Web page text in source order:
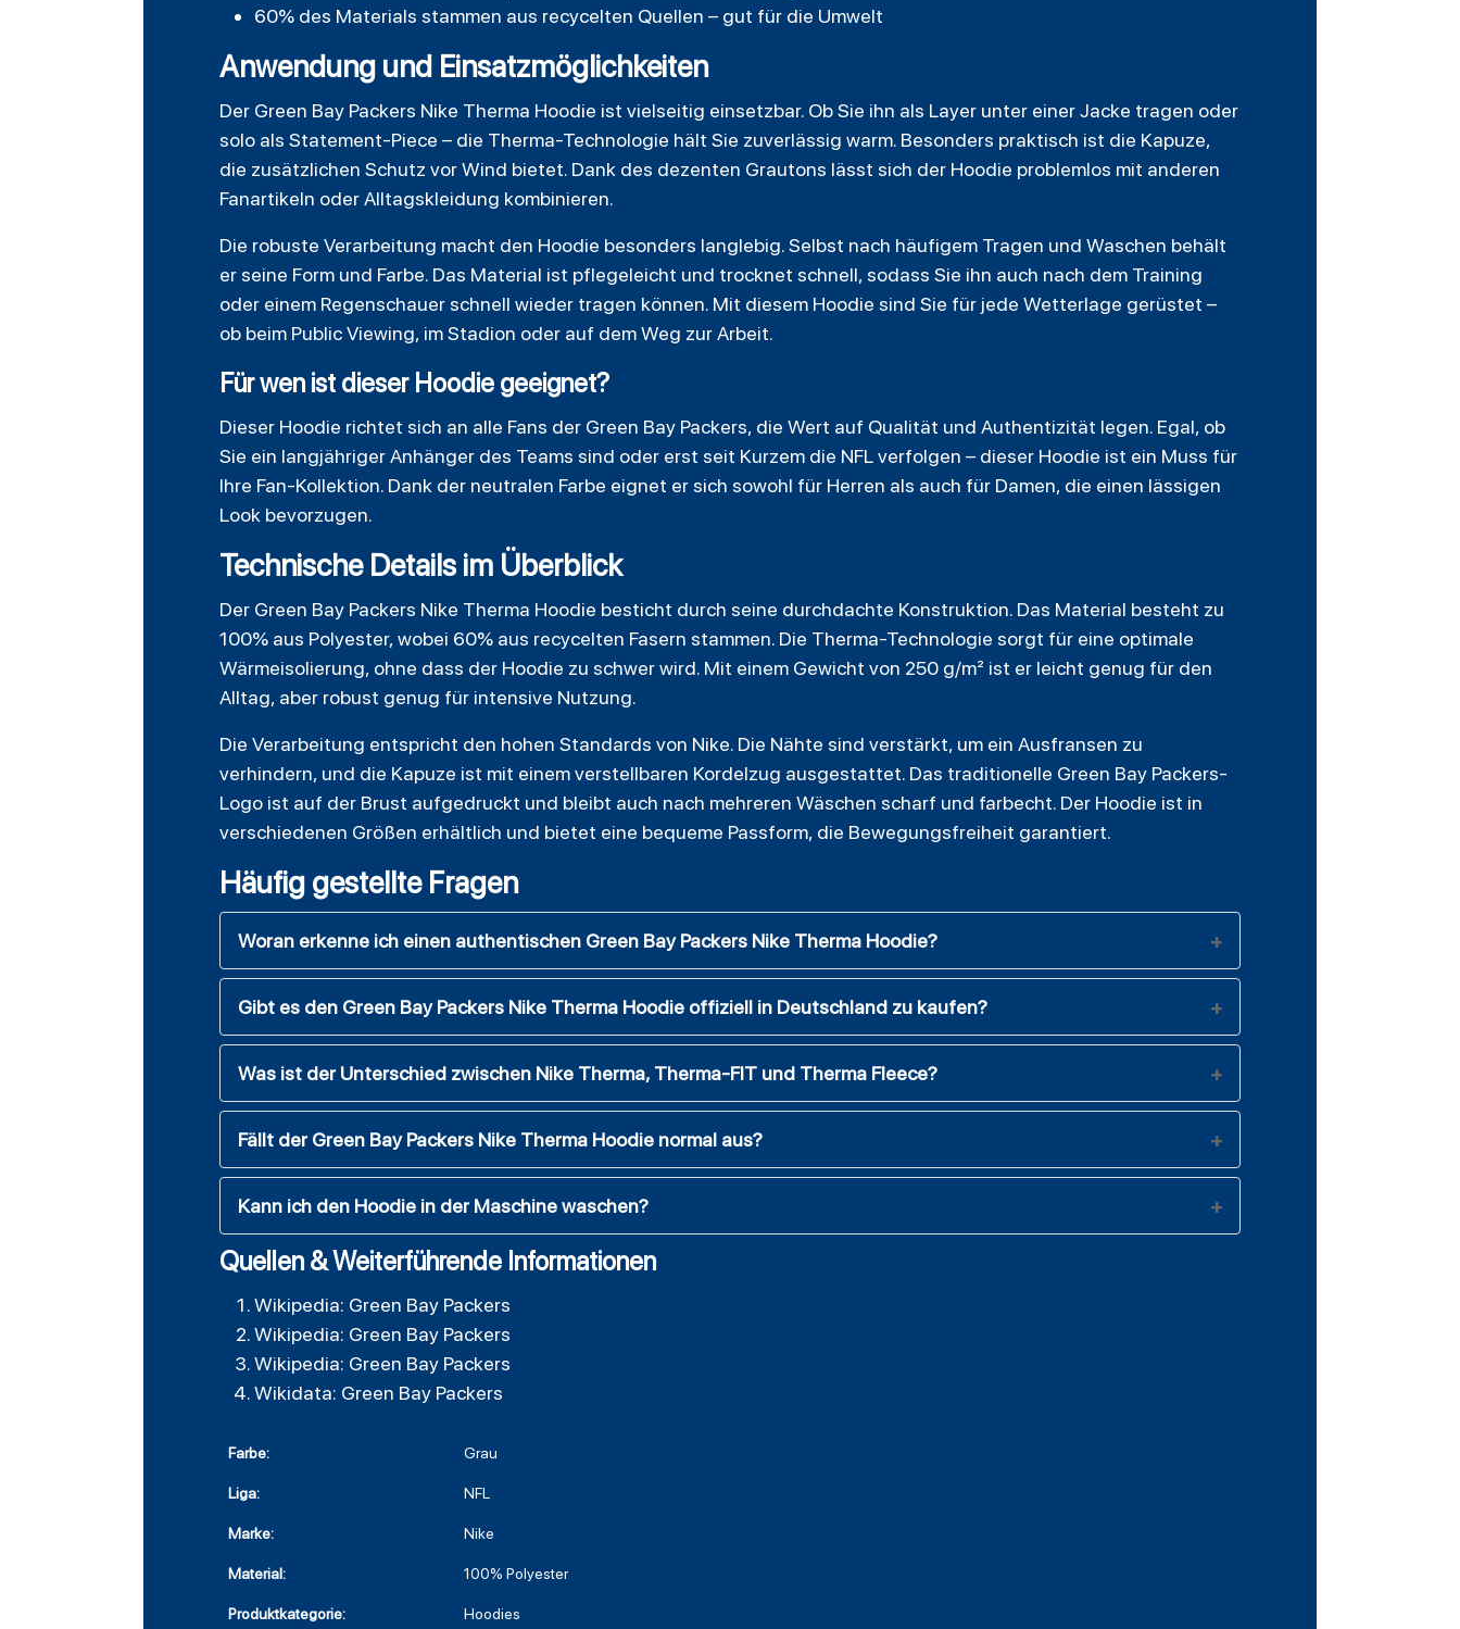
60% des Materials stammen aus recycelten Quellen – gut für die Umwelt
Anwendung und Einsatzmöglichkeiten
Der Green Bay Packers Nike Therma Hoodie ist vielseitig einsetzbar. Ob Sie ihn als Layer unter einer Jacke tragen oder
solo als Statement-Piece – die Therma-Technologie hält Sie zuverlässig warm. Besonders praktisch ist die Kapuze,
die zusätzlichen Schutz vor Wind bietet. Dank des dezenten Grautons lässt sich der Hoodie problemlos mit anderen
Fanartikeln oder Alltagskleidung kombinieren.
Die robuste Verarbeitung macht den Hoodie besonders langlebig. Selbst nach häufigem Tragen und Waschen behält
er seine Form und Farbe. Das Material ist pflegeleicht und trocknet schnell, sodass Sie ihn auch nach dem Training
oder einem Regenschauer schnell wieder tragen können. Mit diesem Hoodie sind Sie für jede Wetterlage gerüstet –
ob beim Public Viewing, im Stadion oder auf dem Weg zur Arbeit.
Für wen ist dieser Hoodie geeignet?
Dieser Hoodie richtet sich an alle Fans der Green Bay Packers, die Wert auf Qualität und Authentizität legen. Egal, ob
Sie ein langjähriger Anhänger des Teams sind oder erst seit Kurzem die NFL verfolgen – dieser Hoodie ist ein Muss für
Ihre Fan-Kollektion. Dank der neutralen Farbe eignet er sich sowohl für Herren als auch für Damen, die einen lässigen
Look bevorzugen.
Technische Details im Überblick
Der Green Bay Packers Nike Therma Hoodie besticht durch seine durchdachte Konstruktion. Das Material besteht zu
100% aus Polyester, wobei 60% aus recycelten Fasern stammen. Die Therma-Technologie sorgt für eine optimale
Wärmeisolierung, ohne dass der Hoodie zu schwer wird. Mit einem Gewicht von 250 g/m² ist er leicht genug für den
Alltag, aber robust genug für intensive Nutzung.
Die Verarbeitung entspricht den hohen Standards von Nike. Die Nähte sind verstärkt, um ein Ausfransen zu
verhindern, und die Kapuze ist mit einem verstellbaren Kordelzug ausgestattet. Das traditionelle Green Bay Packers-
Logo ist auf der Brust aufgedruckt und bleibt auch nach mehreren Wäschen scharf und farbecht. Der Hoodie ist in
verschiedenen Größen erhältlich und bietet eine bequeme Passform, die Bewegungsfreiheit garantiert.
Häufig gestellte Fragen
Woran erkenne ich einen authentischen Green Bay Packers Nike Therma Hoodie?
Gibt es den Green Bay Packers Nike Therma Hoodie offiziell in Deutschland zu kaufen?
Was ist der Unterschied zwischen Nike Therma, Therma-FIT und Therma Fleece?
Fällt der Green Bay Packers Nike Therma Hoodie normal aus?
Kann ich den Hoodie in der Maschine waschen?
Quellen & Weiterführende Informationen
Wikipedia: Green Bay Packers
Wikipedia: Green Bay Packers
Wikipedia: Green Bay Packers
Wikidata: Green Bay Packers
Farbe: Grau
Liga: NFL
Marke: Nike
Material: 100% Polyester
Produktkategorie: Hoodies